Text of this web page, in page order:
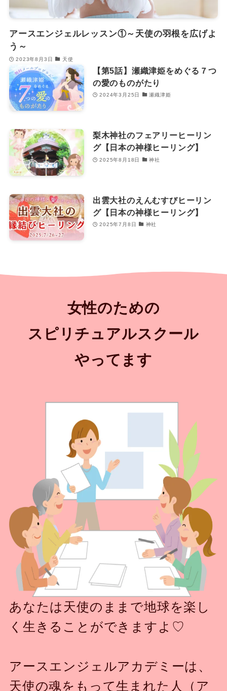
アースエンジェルレッスン①～天使の羽根を広げよ
う～
2023年8月3日 天使
【第5話】瀬織津姫をめぐる７つ
の愛のものがたり
2024年3月25日 瀬織津姫
梨木神社のフェアリーヒーリン
グ【日本の神様ヒーリング】
2025年8月18日 神社
出雲大社のえんむすびヒーリン
グ【日本の神様ヒーリング】
2025年7月8日 神社
女性のための
スピリチュアルスクール
やってます
あなたは天使のままで地球を楽し
く生きることができますよ♡
アースエンジェルアカデミーは、
天使の魂をもって生まれた人（ア